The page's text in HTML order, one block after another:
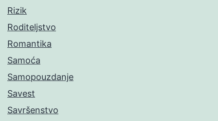
Rizik
Roditeljstvo
Romantika
Samoća
Samopouzdanje
Savest
Savršenstvo